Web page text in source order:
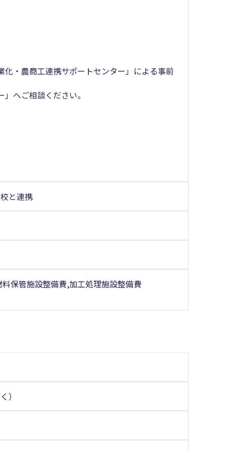
・農商工連携サポートセンター」による事前
へご相談ください。
と連携
保管施設整備費,加工処理施設整備費
）